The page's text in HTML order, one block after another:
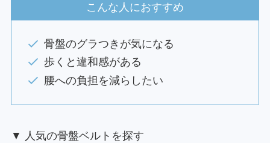
こんな人におすすめ
骨盤のグラつきが気になる
歩くと違和感がある
腰への負担を減らしたい
▼ 人気の骨盤ベルトを探す